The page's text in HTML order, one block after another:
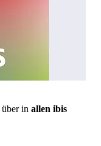
über in allen ibis